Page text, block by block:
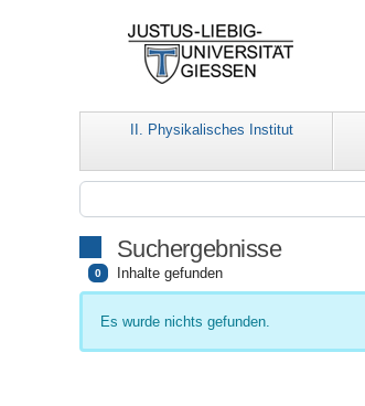
II. Physikalisches Institut
Suchergebnisse
0 Inhalte gefunden
Es wurde nichts gefunden.